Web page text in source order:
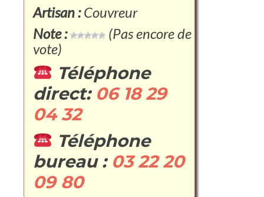
Artisan :Couvreur
Note :
(Pas encore de
vote)
Téléphone
direct: 06 18 29
04 32
Téléphone
bureau : 03 22 20
09 80